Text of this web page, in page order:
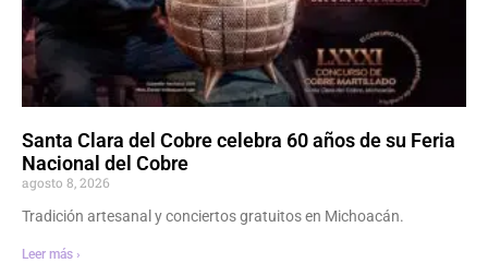
Santa Clara del Cobre celebra 60 años de su Feria
Nacional del Cobre
agosto 8, 2026
Tradición artesanal y conciertos gratuitos en Michoacán.
Leer más ›